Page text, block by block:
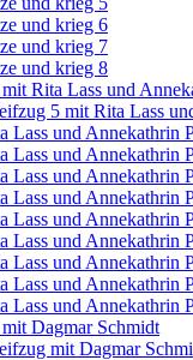
und krieg 6
und krieg 7
und krieg 8
Rita Lass und
5 mit Rita Lass
Lass und Annekathrin
Lass und Annekathrin
Lass und Annekathrin
Lass und Annekathrin
Lass und Annekathrin
Lass und Annekathrin
Lass und Annekathrin
Lass und Annekathrin
Lass und Annekathrin
Dagmar Schmidt
mit Dagmar